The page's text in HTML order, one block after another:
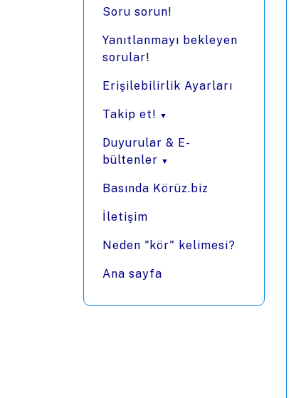
Soru sorun!
Yanıtlanmayı bekleyen
sorular!
Erişilebilirlik Ayarları
Takip et!
Duyurular & E-
bültenler
Basında Körüz.biz
İletişim
Neden "kör" kelimesi?
Ana sayfa